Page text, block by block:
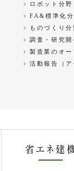
ロボット分野
FA&標準化
ものづくり
調査・研究
製造業のオ
活動報告（